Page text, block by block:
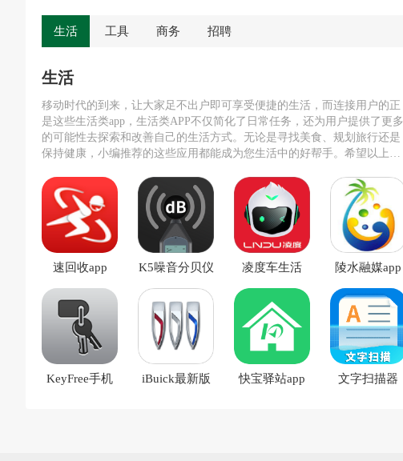
生活 工具 商务 招聘
生活
移动时代的到来，让大家足不出户即可享受便捷的生活，而连接用户的正
是这些生活类app，生活类APP不仅简化了日常任务，还为用户提供了更多
的可能性去探索和改善自己的生活方式。无论是寻找美食、规划旅行还是
保持健康，小编推荐的这些应用都能成为您生活中的好帮手。希望以上推
速回收app
K5噪音分贝仪
凌度车生活
陵水融媒app
KeyFree手机
iBuick最新版 快宝驿站app
文字扫描器